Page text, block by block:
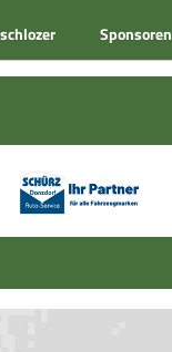
Sponsoren